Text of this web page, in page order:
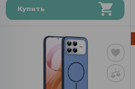
Купить